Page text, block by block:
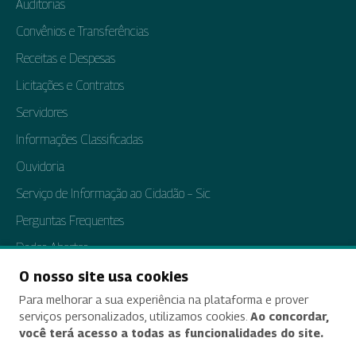
Auditorias
Convênios e Transferências
Receitas e Despesas
Licitações e Contratos
Servidores
Informações Classificadas
Ouvidoria
Serviço de Informação ao Cidadão – Sic
Perguntas Frequentes
Dados Abertos
Tratamento de Dados Pessoais
Transparência e Prestação de Contas
O nosso site usa cookies
Para melhorar a sua experiência na plataforma e prover
serviços personalizados, utilizamos cookies. Ao concordar,
você terá acesso a todas as funcionalidades do site.